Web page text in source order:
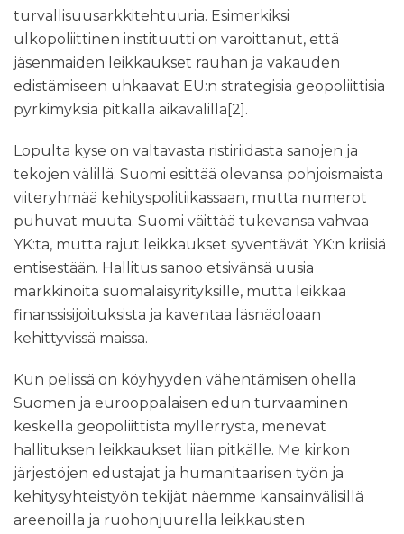
turvallisuusarkkitehtuuria. Esimerkiksi
ulkopoliittinen instituutti on varoittanut, että
jäsenmaiden leikkaukset rauhan ja vakauden
edistämiseen uhkaavat EU:n strategisia geopoliittisia
pyrkimyksiä pitkällä aikavälillä [2] .
Lopulta kyse on valtavasta ristiriidasta sanojen ja
tekojen välillä. Suomi esittää olevansa pohjoismaista
viiteryhmää kehityspolitiikassaan, mutta numerot
puhuvat muuta. Suomi väittää tukevansa vahvaa
YK:ta, mutta rajut leikkaukset syventävät YK:n kriisiä
entisestään. Hallitus sanoo etsivänsä uusia
markkinoita suomalaisyrityksille, mutta leikkaa
finanssisijoituksista ja kaventaa läsnäoloaan
kehittyvissä maissa.
Kun pelissä on köyhyyden vähentämisen ohella
Suomen ja eurooppalaisen edun turvaaminen
keskellä geopoliittista myllerrystä, menevät
hallituksen leikkaukset liian pitkälle. Me kirkon
järjestöjen edustajat ja humanitaarisen työn ja
kehitysyhteistyön tekijät näemme kansainvälisillä
areenoilla ja ruohonjuurella leikkausten